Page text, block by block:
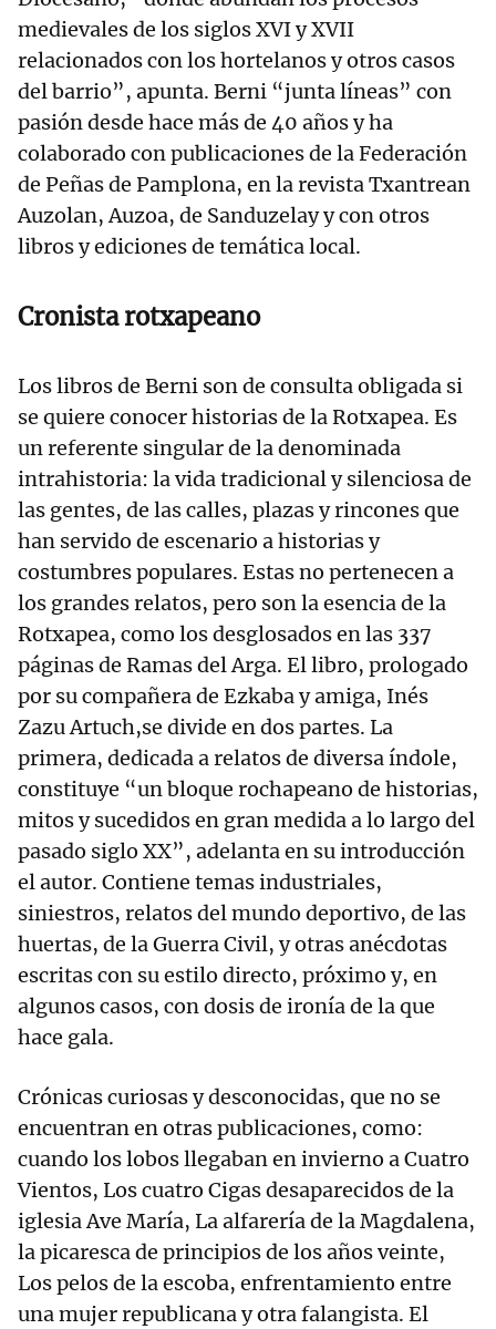
medievales de los siglos XVI y XVII
relacionados con los hortelanos y otros casos
del barrio”, apunta. Berni “junta líneas” con
pasión desde hace más de 40 años y ha
colaborado con publicaciones de la Federación
de Peñas de Pamplona, en la revista Txantrean
Auzolan, Auzoa, de Sanduzelay y con otros
libros y ediciones de temática local.
Cronista rotxapeano
Los libros de Berni son de consulta obligada si
se quiere conocer historias de la Rotxapea. Es
un referente singular de la denominada
intrahistoria: la vida tradicional y silenciosa de
las gentes, de las calles, plazas y rincones que
han servido de escenario a historias y
costumbres populares. Estas no pertenecen a
los grandes relatos, pero son la esencia de la
Rotxapea, como los desglosados en las 337
páginas de Ramas del Arga. El libro, prologado
por su compañera de Ezkaba y amiga, Inés
Zazu Artuch,se divide en dos partes. La
primera, dedicada a relatos de diversa índole,
constituye “un bloque rochapeano de historias,
mitos y sucedidos en gran medida a lo largo del
pasado siglo XX”, adelanta en su introducción
el autor. Contiene temas industriales,
siniestros, relatos del mundo deportivo, de las
huertas, de la Guerra Civil, y otras anécdotas
escritas con su estilo directo, próximo y, en
algunos casos, con dosis de ironía de la que
hace gala.
Crónicas curiosas y desconocidas, que no se
encuentran en otras publicaciones, como:
cuando los lobos llegaban en invierno a Cuatro
Vientos, Los cuatro Cigas desaparecidos de la
iglesia Ave María, La alfarería de la Magdalena,
la picaresca de principios de los años veinte,
Los pelos de la escoba, enfrentamiento entre
una mujer republicana y otra falangista. El